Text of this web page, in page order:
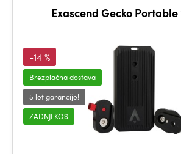
Exascend Gecko Portable
-14 %
Brezplačna dostava
5 let garancije!
ZADNJI KOS